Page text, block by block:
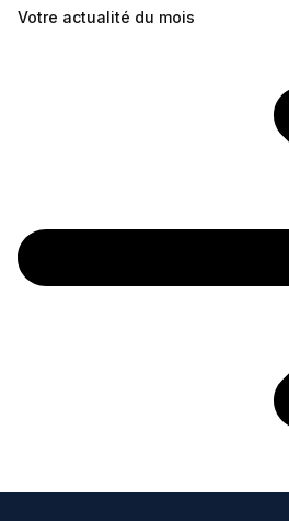
Votre actualité du mois